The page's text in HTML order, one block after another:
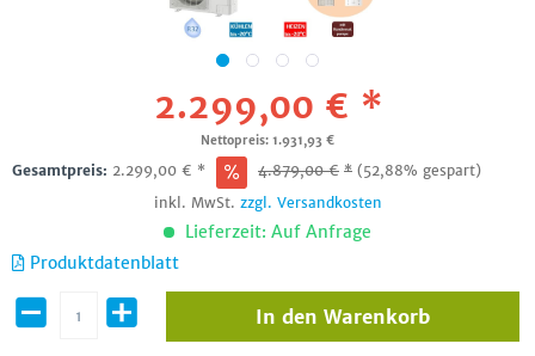
2.299,00 € *
Nettopreis: 1.931,93 €
Gesamtpreis: 2.299,00 € * 4.879,00€ * (52,88% gespart)
inkl. MwSt. zzgl. Versandkosten
Lieferzeit: Auf Anfrage
Produktdatenblatt
In den Warenkorb